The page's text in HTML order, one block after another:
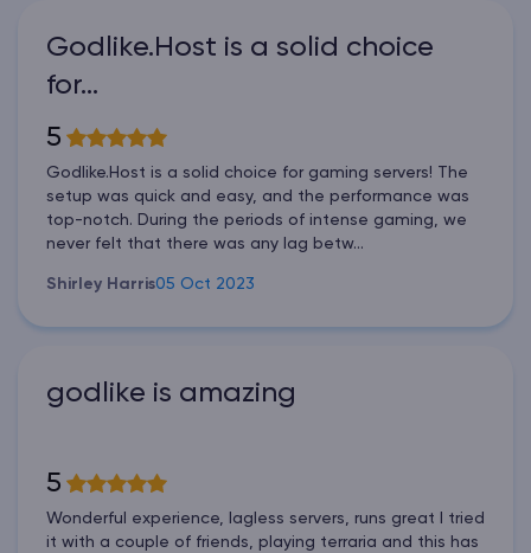
Godlike.Host is a solid choice
for…
5
Godlike.Host is a solid choice for gaming servers! The
setup was quick and easy, and the performance was
top-notch. During the periods of intense gaming, we
never felt that there was any lag betw...
Shirley Harris05 Oct 2023
godlike is amazing
5
Wonderful experience, lagless servers, runs great I tried
it with a couple of friends, playing terraria and this has